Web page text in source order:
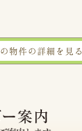
物件の詳細を見る